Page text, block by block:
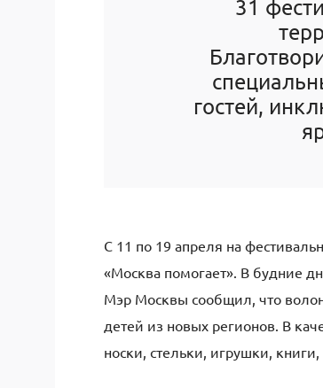
31
гостей,
С 11 по 19 апреля на
«Москва помогает». В будние
Мэр Москвы сообщил, что
детей из новых регионов. В
носки, стельки, игрушки,